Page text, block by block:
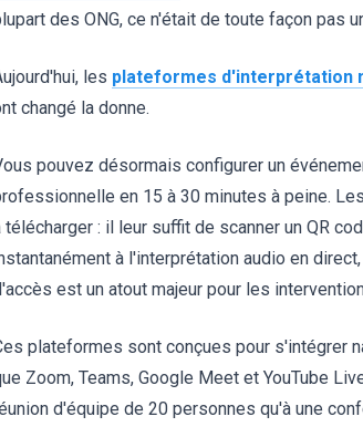
des ONG, ce n'était de toute façon pas
les plateformes d'interprétation
changé la donne.
pouvez désormais configurer un
en 15 à 30 minutes à peine.
télécharger : il leur suffit de scanner un QR
à l'interprétation audio en
est un atout majeur pour les
plateformes sont conçues pour s'intégrer
Zoom, Teams, Google Meet et YouTube
d'équipe de 20 personnes qu'à une